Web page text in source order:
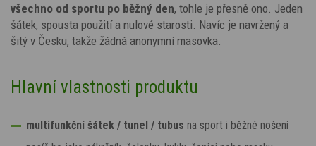
všechno od sportu po běžný den, tohle je přesně ono. Jeden
šátek, spousta použití a nulové starosti. Navíc je navržený a
šitý v Česku, takže žádná anonymní masovka.
Hlavní vlastnosti produktu
multifunkční šátek / tunel / tubus na sport i běžné nošení